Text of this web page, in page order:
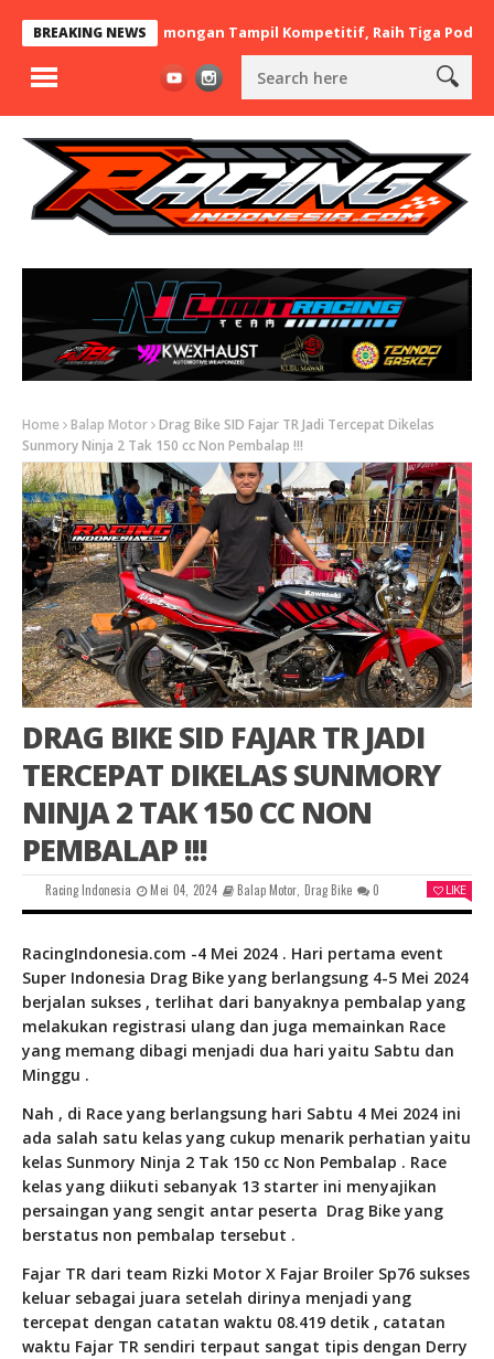
BREAKING NEWS
Asal Lamongan Tampil Kompetitif, Raih Tiga Podium di
Home Balap Motor Drag Bike SID Fajar TR Jadi Tercepat Dikelas
Sunmory Ninja 2 Tak 150 cc Non Pembalap !!!
DRAG BIKE SID FAJAR TR JADI
TERCEPAT DIKELAS SUNMORY
NINJA 2 TAK 150 CC NON
PEMBALAP !!!
Racing Indonesia Mei 04, 2024 Balap Motor, Drag Bike 0 LIKE
RacingIndonesia.com -4 Mei 2024 . Hari pertama event
Super Indonesia Drag Bike yang berlangsung 4-5 Mei 2024
berjalan sukses , terlihat dari banyaknya pembalap yang
melakukan registrasi ulang dan juga memainkan Race
yang memang dibagi menjadi dua hari yaitu Sabtu dan
Minggu .
Nah , di Race yang berlangsung hari Sabtu 4 Mei 2024 ini
ada salah satu kelas yang cukup menarik perhatian yaitu
kelas Sunmory Ninja 2 Tak 150 cc Non Pembalap . Race
kelas yang diikuti sebanyak 13 starter ini menyajikan
persaingan yang sengit antar peserta Drag Bike yang
berstatus non pembalap tersebut .
Fajar TR dari team Rizki Motor X Fajar Broiler Sp76 sukses
keluar sebagai juara setelah dirinya menjadi yang
tercepat dengan catatan waktu 08.419 detik , catatan
waktu Fajar TR sendiri terpaut sangat tipis dengan Derry